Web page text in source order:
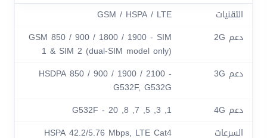
التقنيات
GSM / HSPA / LTE
دعم 2G
GSM 850 / 900 / 1800 / 1900 - SIM
1 & SIM 2 (dual-SIM model only)
دعم 3G
HSDPA 850 / 900 / 1900 / 2100 -
G532F, G532G
دعم 4G
1, 3, 5, 7, 8, 20 - G532F
السرعات
HSPA 42.2/5.76 Mbps, LTE Cat4